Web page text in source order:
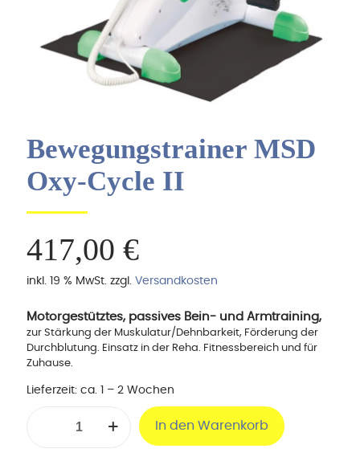
Bewegungstrainer MSD
Oxy-Cycle II
417,00 €
inkl. 19 % MwSt. zzgl. Versandkosten
Motorgestütztes, passives Bein- und Armtraining,
zur Stärkung der Muskulatur/Dehnbarkeit, Förderung der
Durchblutung. Einsatz in der Reha. Fitnessbereich und für
Zuhause.
Lieferzeit: ca. 1 – 2 Wochen
In den Warenkorb